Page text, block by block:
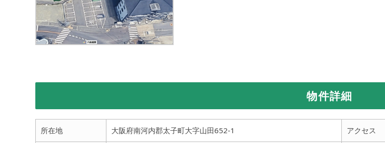
物件詳細
所在地 大阪府南河内郡太子町大字山田652-1 アクセス